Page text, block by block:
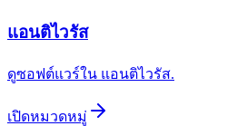
แอนติไวรัส
ดูซอฟต์แวร์ใน แอนติไวรัส.
เปิดหมวดหมู่